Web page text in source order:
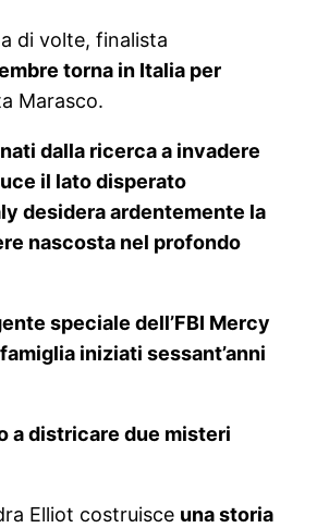
di volte, finalista
torna in Italia per
Marasco.
dalla ricerca a invadere
il lato disperato
desidera ardentemente la
nascosta nel profondo
speciale dell’FBI Mercy
iniziati sessant’anni
a districare due misteri
Elliot costruisce una storia